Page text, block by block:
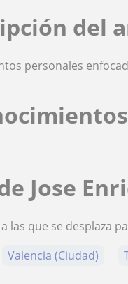
del
personales
Jose
las que se desplaza
Valencia (Ciudad)